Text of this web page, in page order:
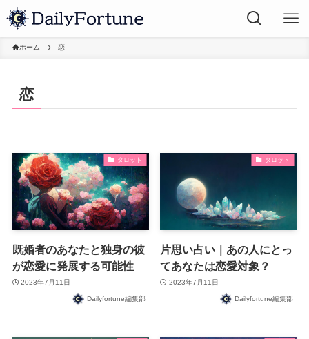
ホーム 恋
恋
タロット
既婚者のあなたと独身の彼
が恋愛に発展する可能性
2023年7月11日
Dailyfortune編集部
タロット
片思い占い｜あの人にとっ
てあなたは恋愛対象？
2023年7月11日
Dailyfortune編集部